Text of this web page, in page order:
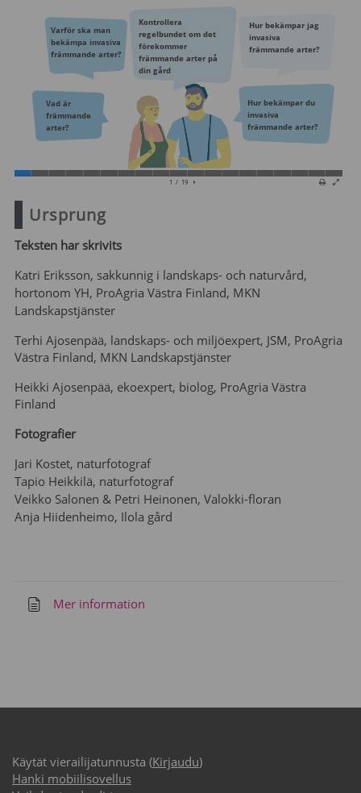
Ursprung
Teksten har skrivits
Katri Eriksson, sakkunnig i landskaps- och naturvård,
hortonom YH, ProAgria Västra Finland, MKN
Landskapstjänster
Terhi Ajosenpää, landskaps- och miljöexpert, JSM, ProAgria
Västra Finland, MKN Landskapstjänster
Heikki Ajosenpää, ekoexpert, biolog, ProAgria Västra
Finland
Fotografier
Jari Kostet, naturfotograf
Tapio Heikkilä, naturfotograf
Veikko Salonen & Petri Heinonen, Valokki-floran
Anja Hiidenheimo, Ilola gård
Mer information
Käytät vierailijatunnusta (Kirjaudu)
Hanki mobiilisovellus